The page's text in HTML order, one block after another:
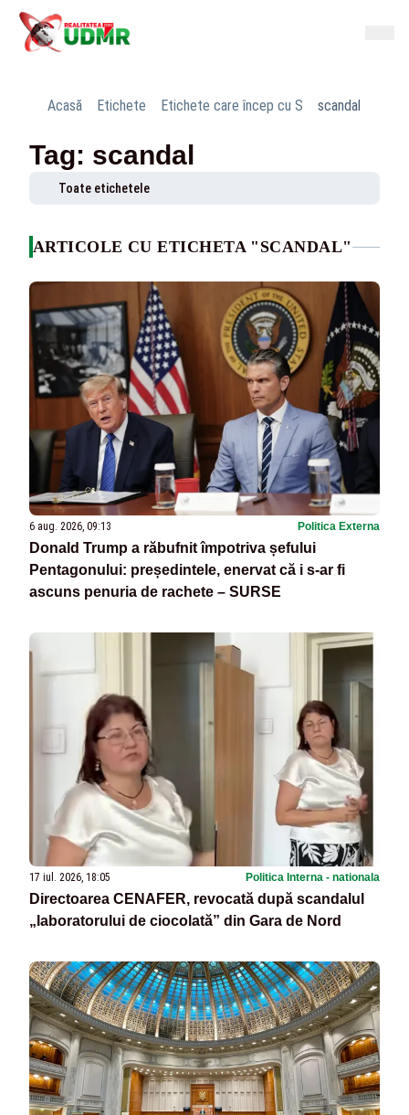
Acasă Etichete Etichete care încep cu S scandal
Tag: scandal
Toate etichetele
ARTICOLE CU ETICHETA "SCANDAL"
6 aug. 2026, 09:13 Politica Externa
Donald Trump a răbufnit împotriva șefului
Pentagonului: președintele, enervat că i s-ar fi
ascuns penuria de rachete – SURSE
17 iul. 2026, 18:05 Politica Interna - nationala
Directoarea CENAFER, revocată după scandalul
„laboratorului de ciocolată” din Gara de Nord